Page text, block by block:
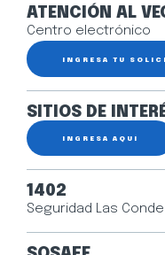
ATENCIÓN AL
Centro electrónico
INGRESA TU
SITIOS DE
INGRESA AQUÍ
1402
Seguridad Las